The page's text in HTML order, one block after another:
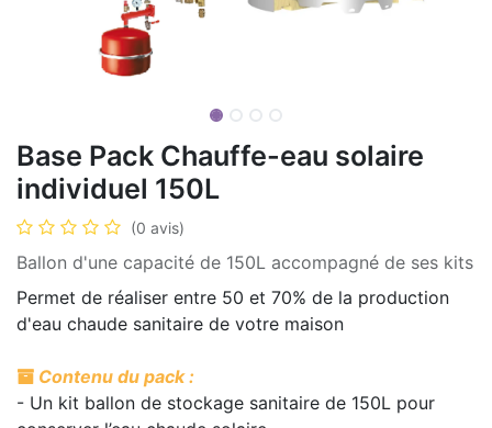
Base Pack Chauffe-eau solaire
individuel 150L
(0 avis)
Ballon d'une capacité de 150L accompagné de ses kits
Permet de réaliser entre 50 et 70% de la production
d'eau chaude sanitaire de votre maison
Contenu du pack :
- Un kit ballon de stockage sanitaire de 150L pour